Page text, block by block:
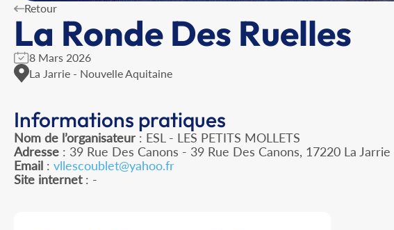
Retour
La Ronde Des Ruelles
8 Mars 2026
La Jarrie - Nouvelle Aquitaine
Informations pratiques
Nom de l’organisateur : ESL - LES PETITS MOLLETS
Adresse : 39 Rue Des Canons - 39 Rue Des Canons, 17220 La Jarrie
Email : vllescoublet@yahoo.fr
Site internet: -